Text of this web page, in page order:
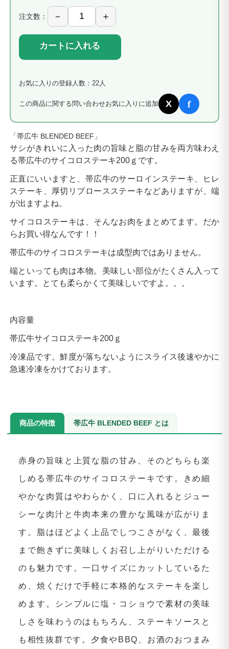
注文数：
カートに入れる
お気に入りの登録人数：22人
この商品に関する問い合わせお気に入りに追加 X f
「帯広牛 BLENDED BEEF」
サシがきれいに入った肉の旨味と脂の甘みを両方味わえ
る帯広牛のサイコロステーキ200ｇです。
正直にいいますと、帯広牛のサーロインステーキ、ヒレ
ステーキ、厚切リブロースステーキなどありますが、端
が出ますよね。
サイコロステーキは、そんなお肉をまとめてます。だか
らお買い得なんです！！
帯広牛のサイコロステーキは成型肉ではありません。
端といっても肉は本物。美味しい部位がたくさん入って
います。とても柔らかくて美味しいですよ。。。
内容量
帯広牛サイコロステーキ200ｇ
冷凍品です。鮮度が落ちないようにスライス後速やかに
急速冷凍をかけております。
商品の特徴 帯広牛 BLENDED BEEF とは
赤身の旨味と上質な脂の甘み、そのどちらも楽
しめる帯広牛のサイコロステーキです。きめ細
やかな肉質はやわらかく、口に入れるとジュー
シーな肉汁と牛肉本来の豊かな風味が広がりま
す。脂はほどよく上品でしつこさがなく、最後
まで飽きずに美味しくお召し上がりいただける
のも魅力です。一口サイズにカットしているた
め、焼くだけで手軽に本格的なステーキを楽し
めます。シンプルに塩・コショウで素材の美味
しさを味わうのはもちろん、ステーキソースと
も相性抜群です。夕食やBBQ、お酒のおつまみ